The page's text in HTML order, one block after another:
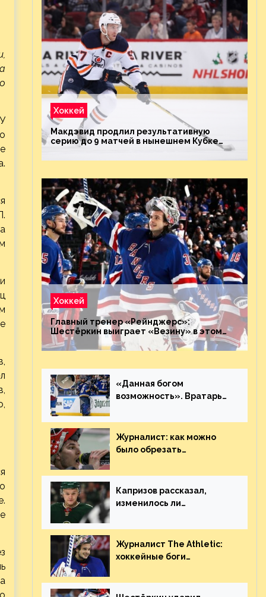
Хоккей
Макдэвид продлил результативную
серию до 9 матчей в нынешнем Кубке
Хоккей
Главный тренер «Рейнджерс»:
Шестёркин выиграет «Везину» в этом
году. Он невероятен
«Данная богом
возможность». Вратарь
о броске бутылкой в
Кадри
Журналист: как можно
было обрезать
Деанджело? Плохая
работа, ESPN
Капризов рассказал,
изменилось ли
из-за ситуации на
Украине
Журналист The Athletic:
хоккейные боги
стабильно великолепную
игру